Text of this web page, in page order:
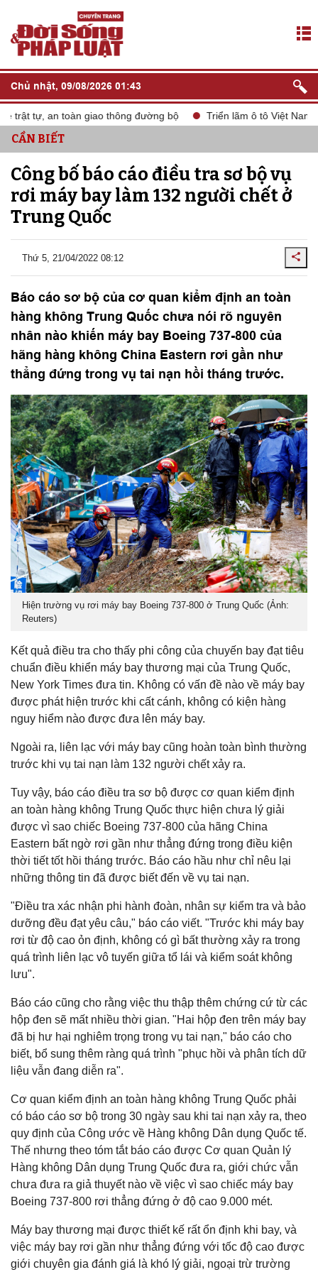
Chủ nhật, 09/08/2026 01:43
tự, an toàn giao thông đường bộ Triển lãm ô tô Việt Nam
CẦN BIẾT
Công bố báo cáo điều tra sơ bộ vụ
rơi máy bay làm 132 người chết ở
Trung Quốc
Thứ 5, 21/04/2022 08:12
Báo cáo sơ bộ của cơ quan kiểm định an toàn
hàng không Trung Quốc chưa nói rõ nguyên
nhân nào khiến máy bay Boeing 737-800 của
hãng hàng không China Eastern rơi gần như
thẳng đứng trong vụ tai nạn hồi tháng trước.
Hiện trường vụ rơi máy bay Boeing 737-800 ở Trung Quốc (Ảnh:
Reuters)
Kết quả điều tra cho thấy phi công của chuyến bay đạt tiêu
chuẩn điều khiển máy bay thương mại của Trung Quốc,
New York Times đưa tin. Không có vấn đề nào về máy bay
được phát hiện trước khi cất cánh, không có kiện hàng
nguy hiểm nào được đưa lên máy bay.
Ngoài ra, liên lạc với máy bay cũng hoàn toàn bình thường
trước khi vụ tai nạn làm 132 người chết xảy ra.
Tuy vậy, báo cáo điều tra sơ bộ được cơ quan kiểm định
an toàn hàng không Trung Quốc thực hiện chưa lý giải
được vì sao chiếc Boeing 737-800 của hãng China
Eastern bất ngờ rơi gần như thẳng đứng trong điều kiện
thời tiết tốt hồi tháng trước. Báo cáo hầu như chỉ nêu lại
những thông tin đã được biết đến về vụ tai nạn.
"Điều tra xác nhận phi hành đoàn, nhân sự kiểm tra và bảo
dưỡng đều đạt yêu câu," báo cáo viết. "Trước khi máy bay
rơi từ độ cao ỏn định, không có gì bất thường xảy ra trong
quá trình liên lạc vô tuyến giữa tổ lái và kiểm soát không
lưu".
Báo cáo cũng cho rằng việc thu thập thêm chứng cứ từ các
hộp đen sẽ mất nhiều thời gian. "Hai hộp đen trên máy bay
đã bị hư hại nghiêm trọng trong vụ tai nạn," báo cáo cho
biết, bổ sung thêm ràng quá trình "phục hồi và phân tích dữ
liệu vẫn đang diễn ra".
Cơ quan kiểm định an toàn hàng không Trung Quốc phải
có báo cáo sơ bộ trong 30 ngày sau khi tai nạn xảy ra, theo
quy định của Công ước về Hàng không Dân dụng Quốc tế.
Thế nhưng theo tóm tắt báo cáo được Cơ quan Quản lý
Hàng không Dân dụng Trung Quốc đưa ra, giới chức vẫn
chưa đưa ra giả thuyết nào về việc vì sao chiếc máy bay
Boeing 737-800 rơi thẳng đứng ở độ cao 9.000 mét.
Máy bay thương mại được thiết kế rất ổn định khi bay, và
việc máy bay rơi gần như thẳng đứng với tốc độ cao được
giới chuyên gia đánh giá là khó lý giải, ngoại trừ trường